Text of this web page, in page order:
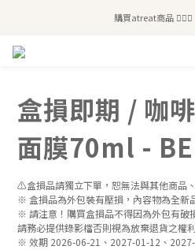
全站滿$2,500免運｜6/30前 含
購買atreat商品
盒損即期 / 咖
面膜70ml -
⚠️盒損品請獨立下單，恕無法與其他商品
※ 盒損品為外包裝有壓損，內容物為全新
※ 請注意！購買盒損品不得因為外包有破
請務必提供錄影檔否則視為放棄退貨之權利
※ 效期 2026-06-21、2027-01-12、